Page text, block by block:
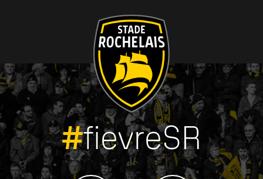
#fievreSR